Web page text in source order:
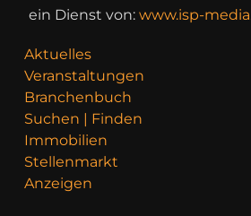
ein Dienst von: www.isp-
Aktuelles
Veranstaltungen
Branchenbuch
Suchen | Finden
Immobilien
Stellenmarkt
Anzeigen